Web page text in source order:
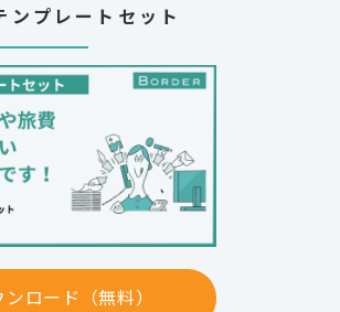
ンプレートセット
ロード（無料）